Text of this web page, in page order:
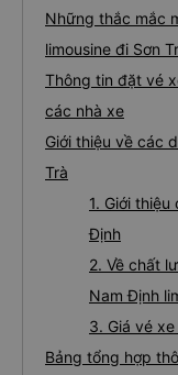
Những thắc mắc
limousine đi Sơn
Thông tin đặt vé
các nhà xe
Giới thiệu về các
Trà
1. Giới
Định
2. Về chất
Nam Định
3. Giá vé
Bảng tổng hợp